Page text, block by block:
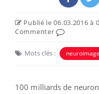
Publié le 06.03.2016 à
Commenter
Mots clés :
100 milliards de